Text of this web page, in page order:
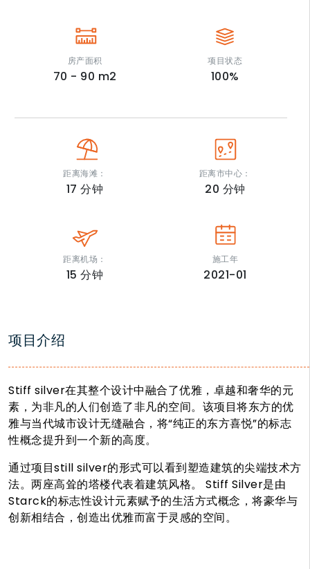
房产面积
70 - 90 m2
项目状态
100%
距离海滩：
17分钟
距离市中心：
20 分钟
距离机场：
15分钟
施工年
2021-01
项目介绍
Stiff silver在其整个设计中融合了优雅，卓越和奢华的元
素，为非凡的人们创造了非凡的空间。该项目将东方的优
雅与当代城市设计无缝融合，将“纯正的东方喜悦”的标志
性概念提升到一个新的高度。
通过项目still silver的形式可以看到塑造建筑的尖端技术方
法。两座高耸的塔楼代表着建筑风格。 Stiff Silver是由
Starck的标志性设计元素赋予的生活方式概念，将豪华与
创新相结合，创造出优雅而富于灵感的空间。